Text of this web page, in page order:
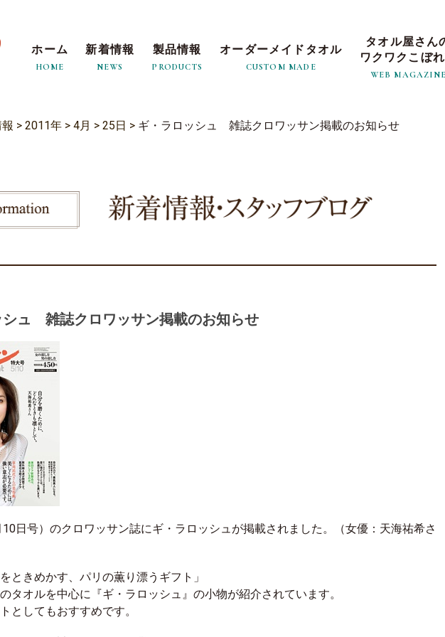
ホーム
HOME
新着情報
NEWS
製品情報
PRODUCTS
オーダーメイドタオル
CUSTOM MADE
タオル屋さん
ワクワクこぼ
WEB MAGAZINE
> 2011年 > 4月 > 25日 > ギ・ラロッシュ 雑誌クロワッサン掲載のお知らせ
シュ 雑誌クロワッサン掲載のお知らせ
日号）のクロワッサン誌にギ・ラロッシュが掲載されました。（女優：天海祐希さ
ときめかす、パリの薫り漂うギフト」
タオルを中心に『ギ・ラロッシュ』の小物が紹介されています。
としてもおすすめです。